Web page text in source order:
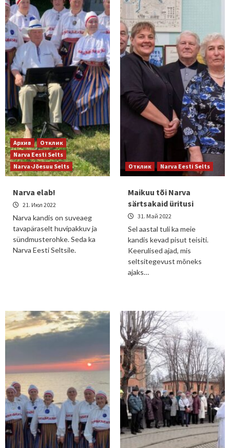
Архив
Отклик
Narva Eesti Selts
Narva-Jõesuu Selts
Narva elab!
21. Июл 2022
Narva kandis on suveaeg
tavapäraselt huvipakkuv ja
sündmusterohke. Seda ka
Narva Eesti Seltsile.
Отклик Narva Eesti Selts
Maikuu tõi Narva
särtsakaid üritusi
31. Май 2022
Sel aastal tuli ka meie
kandis kevad pisut teisiti.
Keerulised ajad, mis
seltsitegevust mõneks
ajaks…